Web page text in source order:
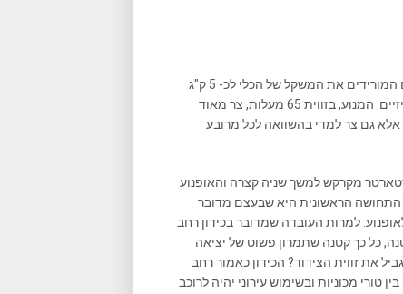
השינויים לא נעצרים במנוע ובפירינג הקצוץ, אלא גם ברכיבים נוספים המורידים את המשקל של הכלי לכ- 5 ק"ג
פחות משל ה- RSV4. הטואונו, כמו ה- RSV4, קטן מאוד במימדיו הפיזיים. המנוע, בזווית 65 מעלות, צר מאוד
אלא גם צר למדי בהשוואה לכל מרובע
מקרקש למשך שניה קצרה והאופנוע
התחושה הראשונית היא שבעצם מדובר
למרות העובדה שמדובר בכידון רחב
כל כך קטנה שתמרון פשוט של יציאה
את זווית הצידוד? הכידון כאמור רחב
טורי מכוניות ובשימוש עירוני יהיה לרוכב